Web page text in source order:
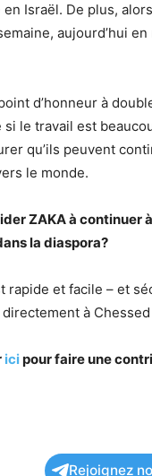
en Israël. De plus,
aujourd’hui
d’honneur à
le travail est
qu’ils peuvent
le monde.
ZAKA à continuer
la diaspora?
rapide et facile – et
à
icipour faire une
Rejoignez